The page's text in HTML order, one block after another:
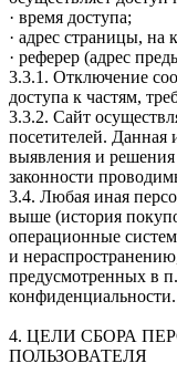
· время доступа;
· адрес страницы, на
· реферер (адрес
3.3.1. Отключение
доступа к частям,
3.3.2. Сайт
посетителей. Данная
выявления и решения
законности
3.4. Любая иная
выше (история
операционные
и
предусмотренных в
конфиденциальности.
4. ЦЕЛИ СБОРА
ПОЛЬЗОВАТЕЛЯ